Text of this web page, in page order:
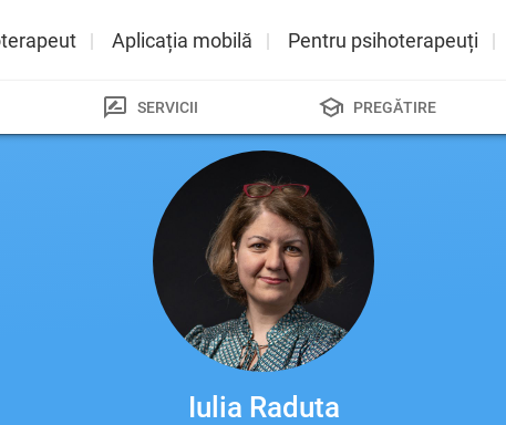
Aplicația mobilă Pentru psihoterapeuți
Iulia Raduta
SERVICII PREGĂTIRE